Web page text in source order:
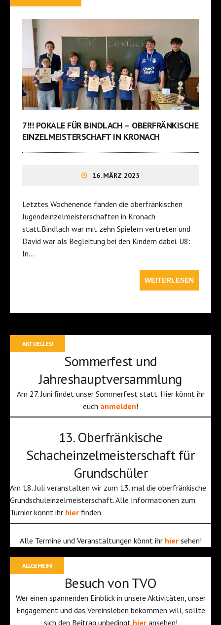
7!!! POKALE FÜR BINDLACH – OBERFRÄNKISCHE
EINZELMEISTERSCHAFT IN KRONACH
16. MÄRZ 2025
Letztes Wochenende fanden die oberfränkischen
Jugendeinzelmeisterschaften in Kronach
statt.Bindlach war mit zehn Spielern vertreten und
David war als Begleitung bei den Kindern dabei. U8:
In…
WEITERLESEN
AKTUELLES!
Sommerfest und
Jahreshauptversammlung
Am 27. Juni findet unser Sommerfest statt. Hier könnt ihr
euch anmelden!
13. Oberfränkische
Schacheinzelmeisterschaft für
Grundschüler
Am 18. Juli veranstalten wir zum 13. mal die oberfränkische
Grundschuleinzelmeisterschaft. Alle Informationen zum
Turnier könnt ihr hier finden.
Alle Termine und Veranstaltungen könnt ihr hier sehen!
ALLGEMEIN!
Besuch von TVO
Wer einen spannenden Einblick in unsere Aktivitäten, unser
Engagement und das Vereinsleben bekommen will, sollte
sich den Beitrag unbedingt hieransehen!